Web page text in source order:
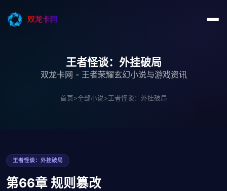
王者怪谈：外挂破局
双龙卡网 - 王者荣耀玄幻小说与游戏资讯
首页>全部小说>王者怪谈：外挂破局
王者怪谈：外挂破局
第66章 规则篡改